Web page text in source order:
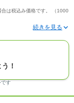
は税込み価格です。 （1000
る家具や車などは、特にコ
です。
なることがあります。
合、今回販売の物件と異な
目もあります。
！
す